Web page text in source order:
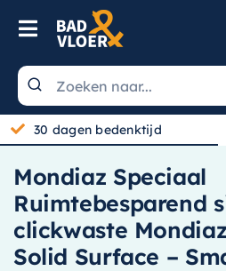
Skip to content
Toggle Navigation
Wastafels
Toiletten
Spiegels
Kranen
Douche
30 dagen bedenktijd
Mondiaz Speciaal
Ruimtebesparend
clickwaste
Solid Surface –